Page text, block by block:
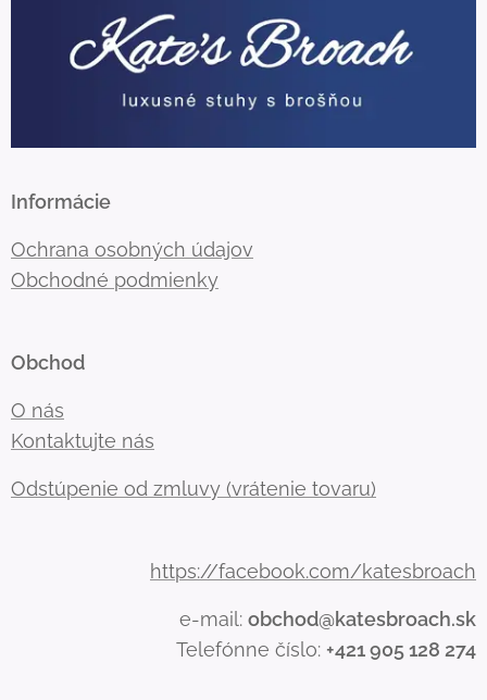
Informácie
Ochrana osobných údajov
Obchodné podmienky
Obchod
O nás
Kontaktujte nás
Odstúpenie od zmluvy (vrátenie tovaru)
https://facebook.com/katesbroach
e-mail: obchod@katesbroach.sk
Telefónne číslo: +421 905 128 274